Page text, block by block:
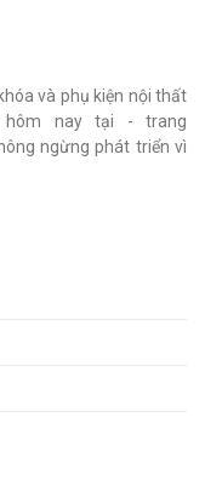
và phụ kiện nội thất
hôm nay tại - trang
ngừng phát triển vì